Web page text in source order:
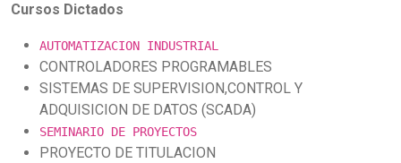
Cursos Dictados
AUTOMATIZACION INDUSTRIAL
CONTROLADORES PROGRAMABLES
SISTEMAS DE SUPERVISION,CONTROL Y
ADQUISICION DE DATOS (SCADA)
SEMINARIO DE PROYECTOS
PROYECTO DE TITULACION